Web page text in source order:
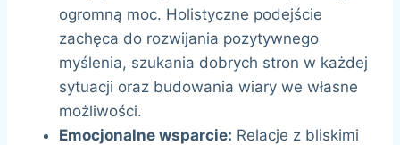
ogromną moc. Holistyczne podejście
zachęca do rozwijania pozytywnego
myślenia, szukania dobrych stron w każdej
sytuacji oraz budowania wiary we własne
możliwości.
Emocjonalne wsparcie: Relacje z bliskimi